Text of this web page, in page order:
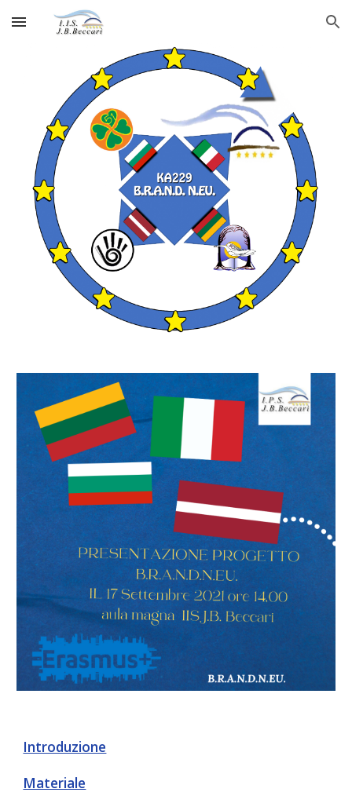
Skip to main content Skip to navigation
Introduzione
Materiale